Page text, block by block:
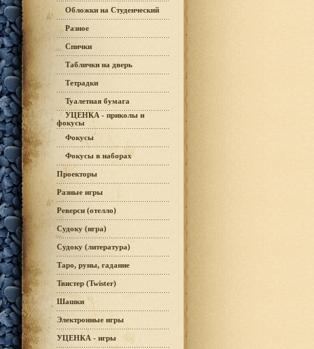
Обложки на Студенческий
Разное
Спички
Таблички на дверь
Тетрадки
Туалетная бумага
УЦЕНКА - приколы и
фокусы
Фокусы
Фокусы в наборах
Проекторы
Разные игры
Реверси (отелло)
Судоку (игра)
Судоку (литература)
Таро, руны, гадание
Твистер (Twister)
Шашки
Электронные игры
УЦЕНКА - игры